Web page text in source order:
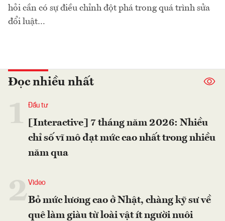
hỏi cần có sự điều chỉnh đột phá trong quá trình sửa
đổi luật…
Đọc nhiều nhất
Đầu tư
[Interactive] 7 tháng năm 2026: Nhiều
chỉ số vĩ mô đạt mức cao nhất trong nhiều
năm qua
2Video
Bỏ mức lương cao ở Nhật, chàng kỹ sư về
quê làm giàu từ loài vật ít người nuôi